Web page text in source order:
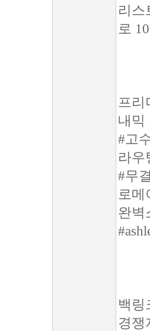
리스
로
프리
내믹
#고
라우
#무
로
완벽
백링
경쟁